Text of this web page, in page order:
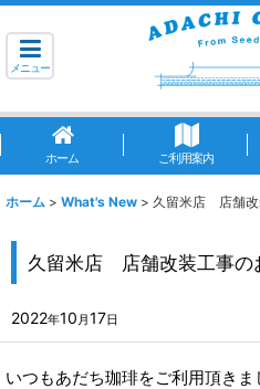
メニュー
ホーム ご利用案内
ホーム > What's New > 久留米店 店舗改
久留米店 店舗改装工事の
2022年10 月17日
いつもあだち珈琲をご利用頂き